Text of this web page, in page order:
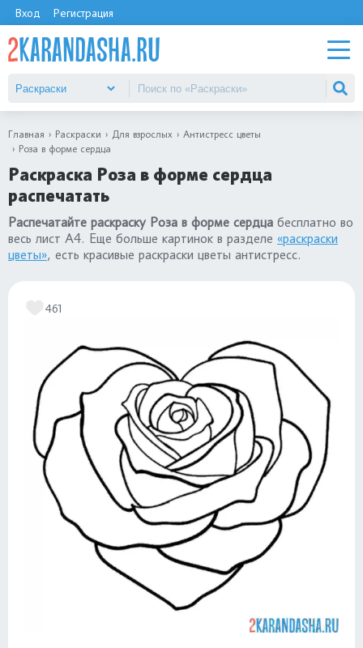
Вход Регистрация
Главная Раскраски Для взрослых
Антистресс цветы
Роза в форме сердца
Раскраска Роза в форме сердца
распечатать
Распечатайте раскраску Роза в форме сердца бесплатно во
весь лист А4. Еще больше картинок в разделе «раскраски
цветы», есть красивые раскраски цветы антистресс.
461